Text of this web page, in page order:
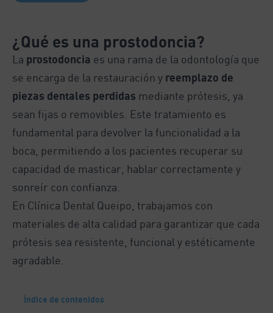
¿Qué es una prostodoncia?
La prostodoncia es una rama de la odontología que
se encarga de la restauración y reemplazo de
piezas dentales perdidas mediante prótesis, ya
sean fijas o removibles. Este tratamiento es
fundamental para devolver la funcionalidad a la
boca, permitiendo a los pacientes recuperar su
capacidad de masticar, hablar correctamente y
sonreír con confianza.
En Clínica Dental Queipo, trabajamos con
materiales de alta calidad para garantizar que cada
prótesis sea resistente, funcional y estéticamente
agradable.
Índice de contenidos